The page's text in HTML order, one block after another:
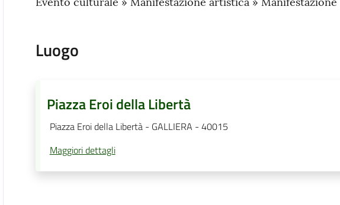
Luogo
Piazza Eroi della Libertà
Piazza Eroi della Libertà - GALLIERA - 40015
Maggiori dettagli